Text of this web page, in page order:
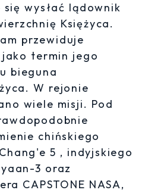
wysłać lądownik
Księżyca.
przewiduje
termin jego
bieguna
W rejonie
wiele misji. Pod
chińskiego
5 , indyjskiego
3 oraz
CAPSTONE NASA,